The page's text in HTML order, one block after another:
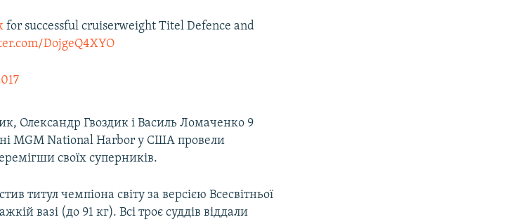
for successful cruiserweight Titel Defence and
DojgeQ4XYO
Олександр Гвоздик і Василь Ломаченко 9
MGM National Harbor у США провели
своїх суперників.
титул чемпіона світу за версією Всесвітньої
вазі (до 91 кг). Всі троє суддів віддали